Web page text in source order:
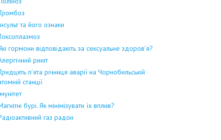
та його ознаки
гормони відповідають за сексуальне здоров’я?
риніт
п’ята річниця аварії на Чорнобильській
станції
бурі. Як мінімізувати їх вплив?
газ радон